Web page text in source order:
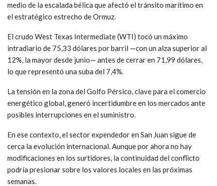
medio de la escalada bélica que afectó el tránsito marítimo en
el estratégico estrecho de Ormuz.
El crudo West Texas Intermediate (WTI) tocó un máximo
intradiario de 75,33 dólares por barril —con un alza superior al
12%, la mayor desde junio— antes de cerrar en 71,99 dólares,
lo que representó una suba del 7,4%.
La tensión en la zona del Golfo Pérsico, clave para el comercio
energético global, generó incertidumbre en los mercados ante
posibles interrupciones en el suministro.
En ese contexto, el sector expendedor en San Juan sigue de
cerca la evolución internacional. Aunque por ahora no hay
modificaciones en los surtidores, la continuidad del conflicto
podría presionar sobre los valores locales en las próximas
semanas.